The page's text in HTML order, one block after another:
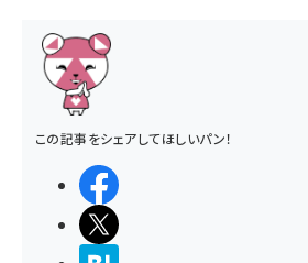
この記事をシェアしてほしいパン！